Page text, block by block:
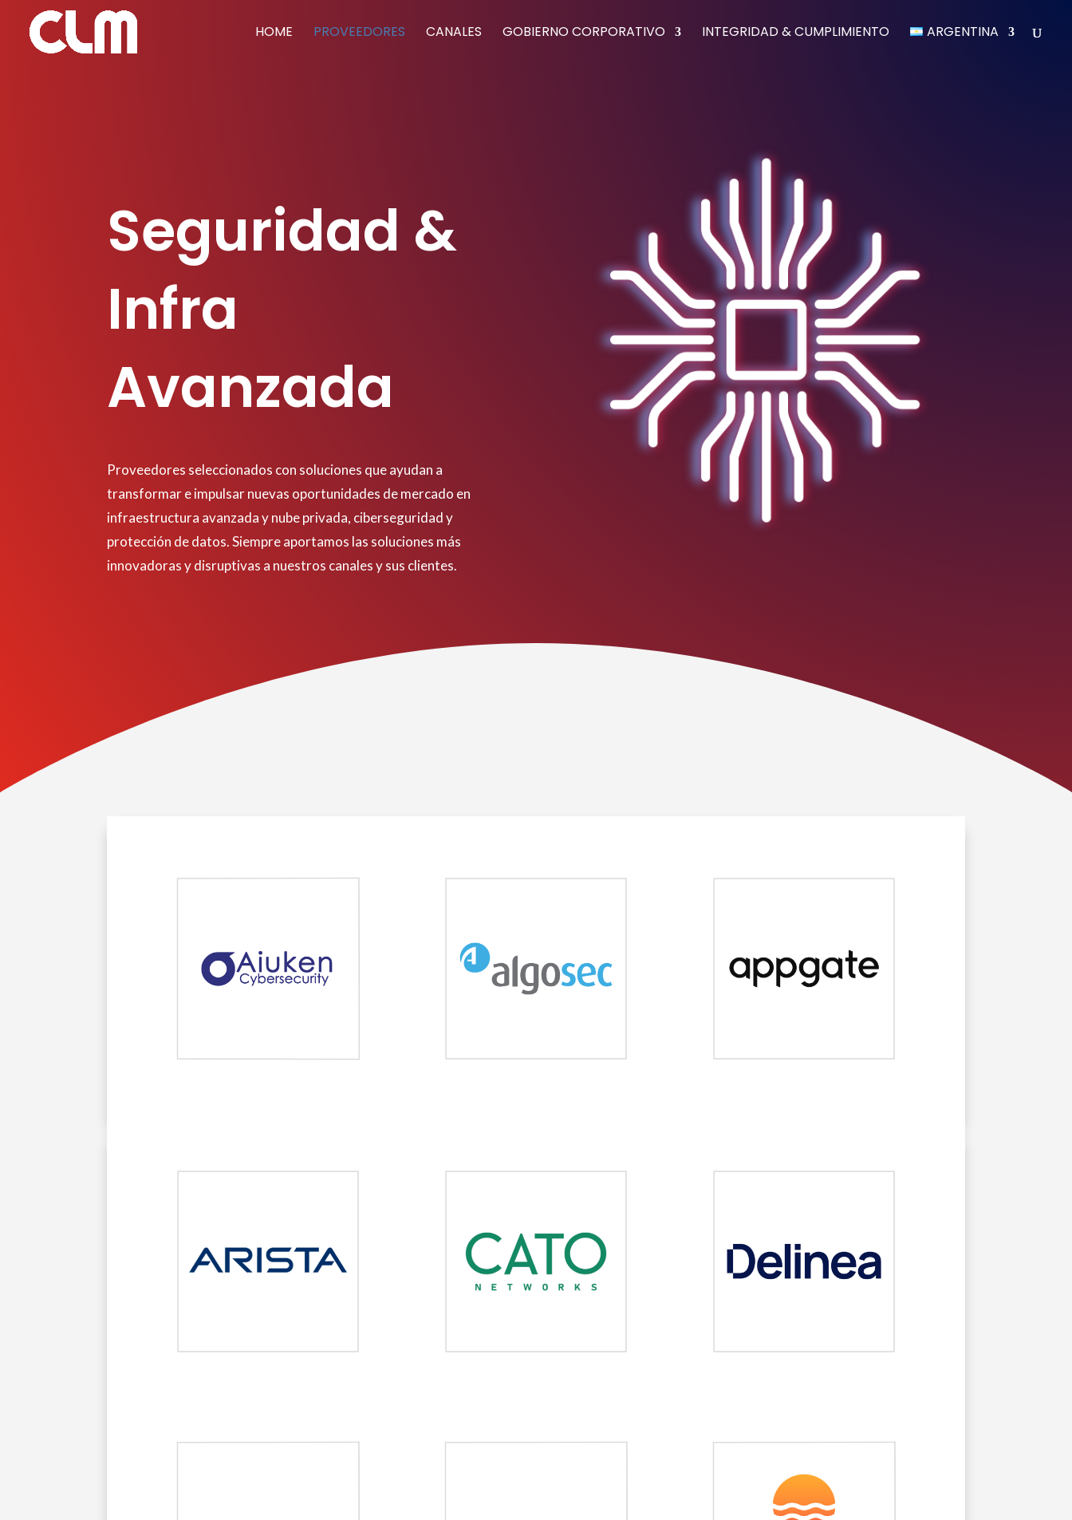
HOME PROVEEDORES CANALES GOBIERNO CORPORATIVO INTEGRIDAD & CUMPLIMIENTO ARGENTINA
Seguridad &
Infra
Avanzada
Proveedores seleccionados con soluciones que ayudan a
transformar e impulsar nuevas oportunidades de mercado en
infraestructura avanzada y nube privada, ciberseguridad y
protección de datos. Siempre aportamos las soluciones más
innovadoras y disruptivas a nuestros canales y sus clientes.